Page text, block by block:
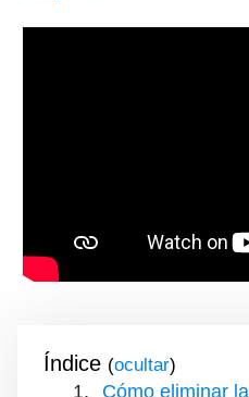
Índice ( )
Cómo eliminar